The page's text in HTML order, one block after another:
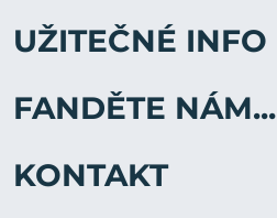
UŽITEČNÉ INFO
FANDĚTE NÁM...
KONTAKT